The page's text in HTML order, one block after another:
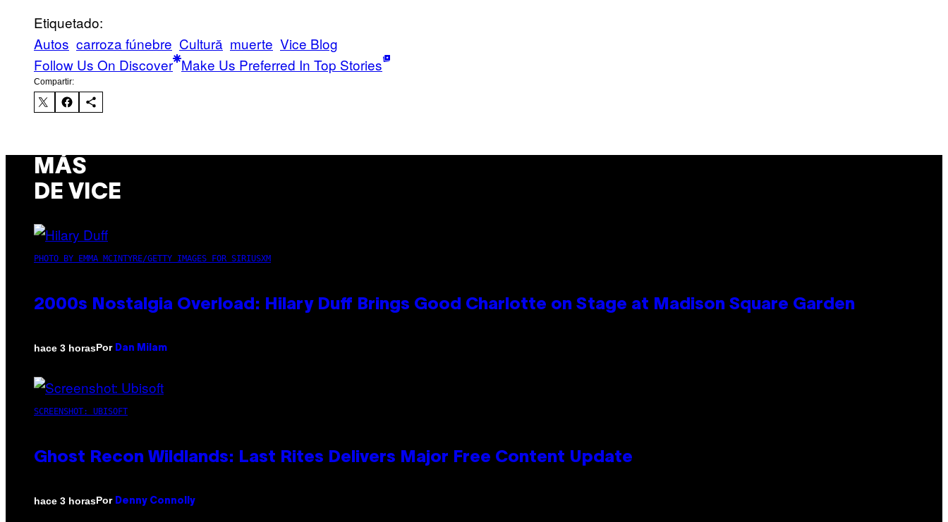
Etiquetado:
Autos carroza fúnebre Cultură muerte Vice Blog
Follow Us On Discover Make Us Preferred In Top Stories
Compartir:
MÁS
DE VICE
PHOTO BY EMMA MCINTYRE/GETTY IMAGES FOR SIRIUSXM
2000s Nostalgia Overload: Hilary Duff Brings Good Charlotte on Stage at Madison Square Garden
hace 3 horasPor Dan Milam
SCREENSHOT: UBISOFT
Ghost Recon Wildlands: Last Rites Delivers Major Free Content Update
hace 3 horasPor Denny Connolly